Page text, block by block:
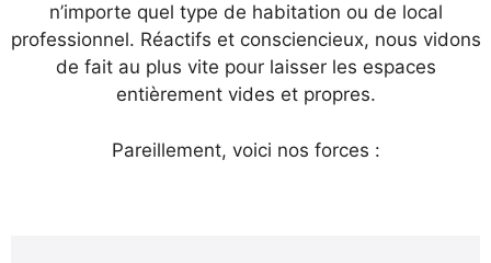
n’importe quel type de habitation ou de local
professionnel. Réactifs et consciencieux, nous vidons
de fait au plus vite pour laisser les espaces
entièrement vides et propres.
Pareillement, voici nos forces :